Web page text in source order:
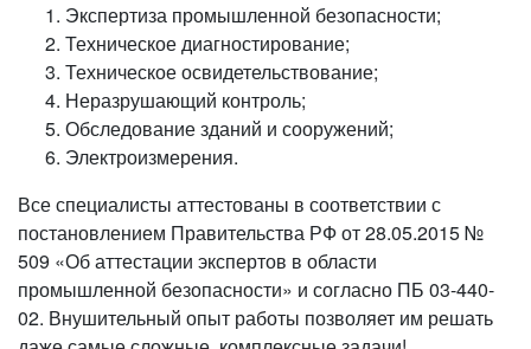
Экспертиза промышленной безопасности;
Техническое диагностирование;
Техническое освидетельствование;
Неразрушающий контроль;
Обследование зданий и сооружений;
Электроизмерения.
Все специалисты аттестованы в соответствии с
постановлением Правительства РФ от 28.05.2015 №
509 «Об аттестации экспертов в области
промышленной безопасности» и согласно ПБ 03-440-
02. Внушительный опыт работы позволяет им решать